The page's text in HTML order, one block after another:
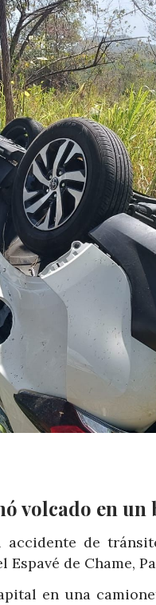
volcado en un
accidente de
de Chame,
en una